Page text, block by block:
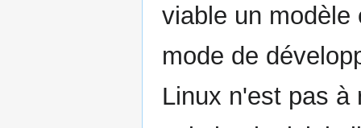
viable un modèle
mode de
Linux n'est pas à